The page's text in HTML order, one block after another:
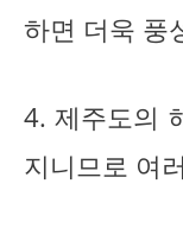
하면 더욱 풍
4. 제주도의
지니므로 여